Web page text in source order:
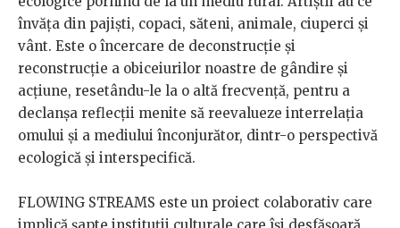
învăța din pajiști, copaci, săteni, animale, ciuperci și
vânt. Este o încercare de deconstrucție și
reconstrucție a obiceiurilor noastre de gândire și
acțiune, resetându-le la o altă frecvență, pentru a
declanșa reflecții menite să reevalueze interrelația
omului și a mediului înconjurător, dintr-o perspectivă
ecologică și interspecifică.
FLOWING STREAMS este un proiect colaborativ care